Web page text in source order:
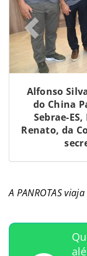
Alfonso
do China
Sebrae-
Renato, da
A PANROTAS